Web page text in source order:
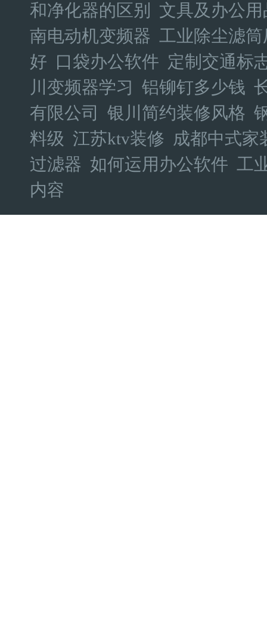
和净化器的区别
文具及办公用
南电动机变频器 工业除尘滤筒
好 口袋办公软件 定制交通标
川变频器学习 铝铆钉多少钱
有限公司
银川简约装修风格
料级 江苏ktv装修 成都中式家
过滤器 如何运用办公软件 工
内容